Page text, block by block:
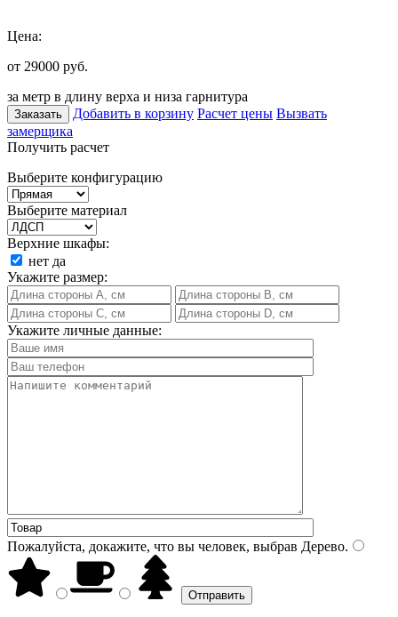
Цена:
от 29000 руб.
за метр в длину верха и низа гарнитура
Заказать Добавить в корзину Расчет цены Вызвать
замерщика
Получить расчет
Выберите конфигурацию
Выберите материал
Верхние шкафы:
нет да
Укажите размер:
Укажите личные данные:
Пожалуйста, докажите, что вы человек, выбрав Дерево.